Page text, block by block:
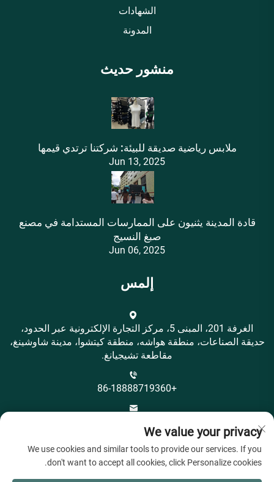
الشهادات
المدونة
منشور حديث
ملابس رياضية صديقة للبيئة: شركتنا ترتدي قيمها
Jun 13, 2025
قادة المدينة يثنيون على الممارسات المستدامة في مصنع
صبغ النسيج
Jun 06, 2025
إلمس
الغرفة 201، المبنى 5، مركز التجارة الإلكترونية عبر الحدود،
حديقة الصناعات، منطقة هواشه، منطقة كيتشوا، مدينة شاوشينغ،
مقاطعة تشيجيانغ.
+86-18888719360
We value your privacy
We use cookies and similar tools to provide our services. If you
don't want to accept all cookies, click Personalize cookies.